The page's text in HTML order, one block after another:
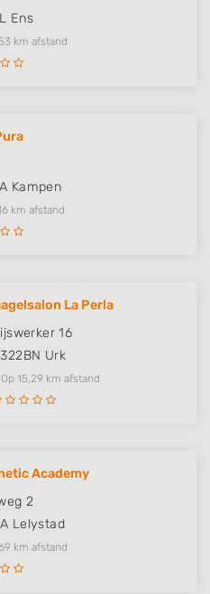
Ens
km afstand
Kampen
km afstand
La Perla
16
Urk
Op 15,29 km afstand
Academy
2
Lelystad
km afstand